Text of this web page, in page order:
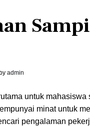
by admin
untuk
minat untuk
pengalaman